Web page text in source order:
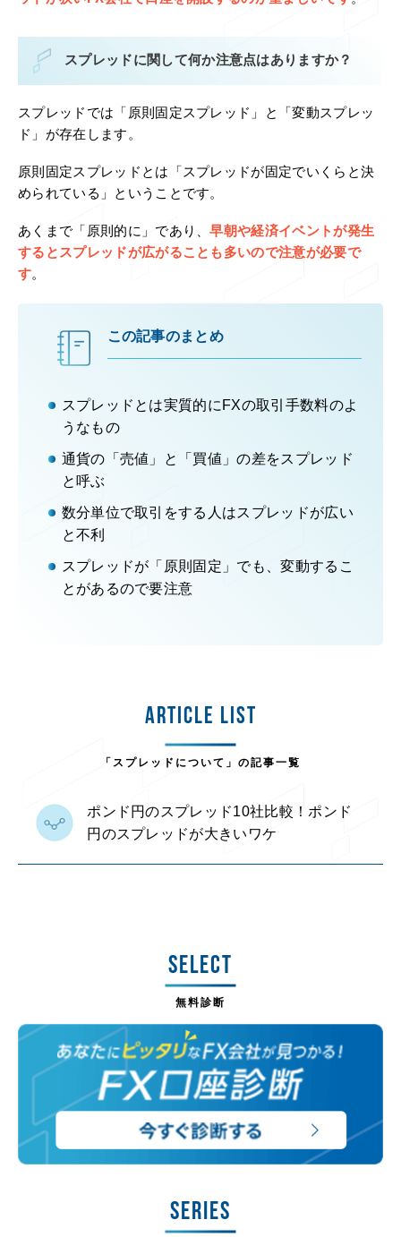
スプレッドに関して何か注意点はありますか？
スプレッドでは「原則固定スプレッド」と「変動スプレッ
ド」が存在します。
原則固定スプレッドとは「スプレッドが固定でいくらと決
められている」ということです。
あくまで「原則的に」であり、早朝や経済イベントが発生
するとスプレッドが広がることも多いので注意が必要で
す。
この記事のまとめ
スプレッドとは実質的にFXの取引手数料のよ
うなもの
通貨の「売値」と「買値」の差をスプレッド
と呼ぶ
数分単位で取引をする人はスプレッドが広い
と不利
スプレッドが「原則固定」でも、変動するこ
とがあるので要注意
ARTICLE LIST
「スプレッドについて」の記事一覧
ポンド円のスプレッド10社比較！ポンド
円のスプレッドが大きいワケ
SELECT
無料診断
SERIES